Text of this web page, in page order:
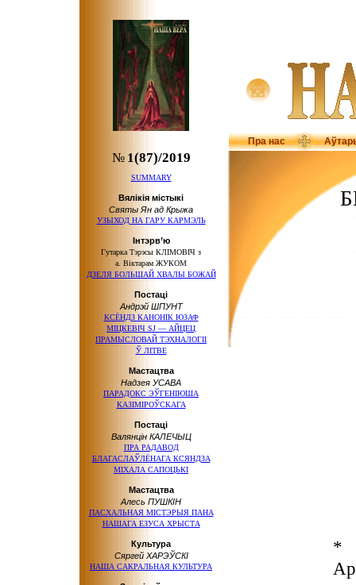
Пра нас
№ 1(87)/2019
SUMMARY
Вялікія містыкі
Святы Ян ад Крыжа
УЗЫХОД НА ГАРУ КАРМЭЛЬ
Інтэрв’ю
Гутарка Тэрэсы КЛІМОВІЧ з
а. Віктарам ЖУКОМ
ДЗЕЛЯ БОЛЬШАЙ ХВАЛЫ БОЖАЙ
Постаці
Андрэй ШПУНТ
КСЁНДЗ КАНОНІК ЮЗАФ
МІЦКЕВІЧ SJ — АЙЦЕЦ
ПРАМЫСЛОВАЙ ТЭХНАЛОГІІ
Ў ЛІТВЕ
Мастацтва
Надзея УСАВА
ПАРАДОКС ЭЎГЕНІЮША
КАЗІМІРОЎСКАГА
Постаці
Валянцін КАЛЕЧЫЦ
ПРА РАДАВОД
БЛАГАСЛАЎЛЁНАГА КСЯНДЗА
МІХАЛА САПОЦЬКІ
Мастацтва
Алесь ПУШКІН
ПАСХАЛЬНАЯ МІСТЭРЫЯ ПАНА
НАШАГА ЕЗУСА ХРЫСТА
Культура
Сяргей ХАРЭЎСКІ
НАША САКРАЛЬНАЯ КУЛЬТУРА
*